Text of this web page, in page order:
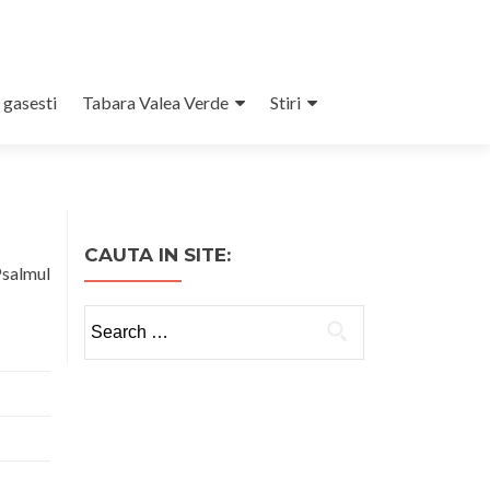
gasesti Tabara Valea Verde Stiri
CAUTA IN SITE:
for: